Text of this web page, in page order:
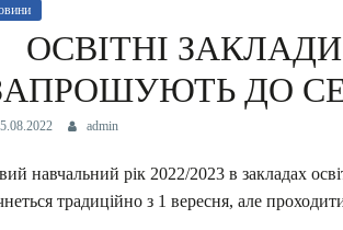
ОСВІТНІ
ДО
admin
навчальний рік 2022/2023 в закладах
традиційно з 1 вересня, але